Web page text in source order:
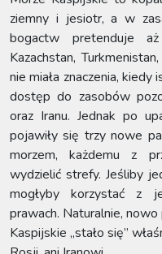
ziemny i jesiotr, a w
bogactw pretenduje
Kazachstan,
nie miała znaczenia, kiedy
dostęp do zasobów
oraz Iranu. Jednak po
pojawiły się trzy nowe
morzem, każdemu z
wydzielić strefy. Jeśliby
mogłyby korzystać z
prawach. Naturalnie,
Kaspijskie „stało się”